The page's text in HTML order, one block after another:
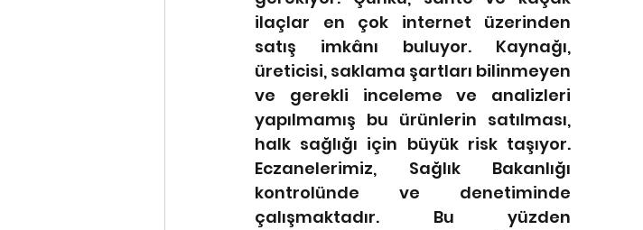
ilaçlar en çok internet üzerinden
satış imkânı buluyor. Kaynağı,
üreticisi, saklama şartları bilinmeyen
ve gerekli inceleme ve analizleri
yapılmamış bu ürünlerin satılması,
halk sağlığı için büyük risk taşıyor.
Eczanelerimiz, Sağlık Bakanlığı
kontrolünde ve denetiminde
çalışmaktadır. Bu yüzden